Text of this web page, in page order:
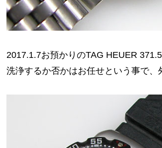
2017.1.7お預かりのTAG HEUER
洗浄するか否かはお任せという事で、